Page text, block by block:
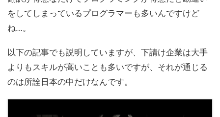
をしてしまっているプログラマーも多いんですけど
ね…。
以下の記事でも説明していますが、下請け企業は大手
よりもスキルが高いことも多いですが、それが通じる
のは所詮日本の中だけなんです。